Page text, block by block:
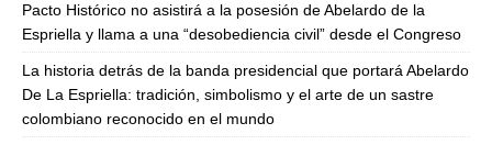
Pacto Histórico no asistirá a la posesión de Abelardo de la
Espriella y llama a una “desobediencia civil” desde el Congreso
La historia detrás de la banda presidencial que portará Abelardo
De La Espriella: tradición, simbolismo y el arte de un sastre
colombiano reconocido en el mundo